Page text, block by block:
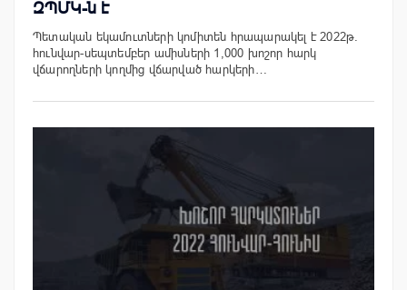
ԶՊՄԿ-ն է
Պետական եկամուտների կոմիտեն հրապարակել է 2022թ.
հունվար-սեպտեմբեր ամիսների 1,000 խոշոր հարկ
վճարողների կողմից վճարված հարկերի…